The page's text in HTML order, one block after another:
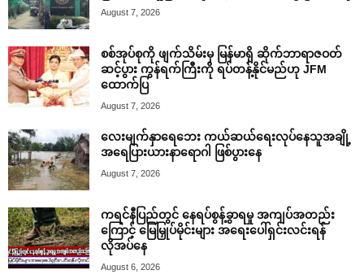
August 7, 2026
စစ်အုပ်စုကို ဖျက်သိမ်းမှ မြန်မာရှိ ဆိုက်ဘာရာဇဝတ်
ဆင့်ပွား ကွန်ရက်ကြီးကို ရပ်တန့်နိုင်မည်ဟု JFM
ထောက်ပြ
August 7, 2026
လေးမျက်နှာရေဘေး ကယ်ဆယ်ရေးလုပ်နေသူအချို့
အရေပြားယားနာရောဂါ ဖြစ်ပွားနေ
August 7, 2026
ကရင်နီပြည်တွင် နေရပ်စွန့်ခွာရမှု အကျပ်အတည်း
ကြောင့် မြေမြှုပ်မိုင်းများ အရေးပေါ်ရှင်းလင်းရန်
လိုအပ်နေ
August 6, 2026